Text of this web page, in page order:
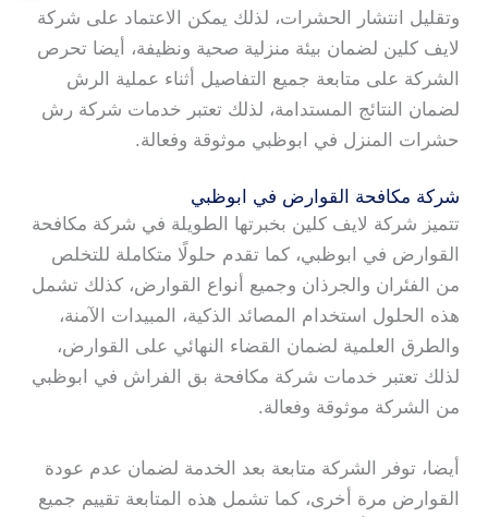
وتقليل انتشار الحشرات، لذلك يمكن الاعتماد على شركة
لايف كلين لضمان بيئة منزلية صحية ونظيفة، أيضا تحرص
الشركة على متابعة جميع التفاصيل أثناء عملية الرش
لضمان النتائج المستدامة، لذلك تعتبر خدمات شركة رش
حشرات المنزل في ابوظبي موثوقة وفعالة.
شركة مكافحة القوارض في ابوظبي
تتميز شركة لايف كلين بخبرتها الطويلة في شركة مكافحة
القوارض في ابوظبي، كما تقدم حلولًا متكاملة للتخلص
من الفئران والجرذان وجميع أنواع القوارض، كذلك تشمل
هذه الحلول استخدام المصائد الذكية، المبيدات الآمنة،
والطرق العلمية لضمان القضاء النهائي على القوارض،
لذلك تعتبر خدمات شركة مكافحة بق الفراش في ابوظبي
من الشركة موثوقة وفعالة.
أيضا، توفر الشركة متابعة بعد الخدمة لضمان عدم عودة
القوارض مرة أخرى، كما تشمل هذه المتابعة تقييم جميع